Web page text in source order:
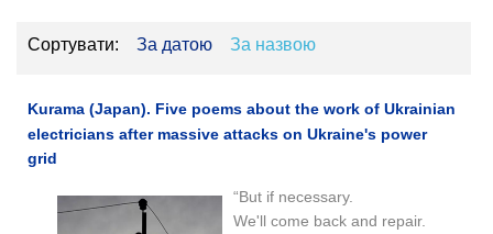
Сортувати: За датою За назвою
Kurama (Japan). Five poems about the work of Ukrainian
electricians after massive attacks on Ukraine's power
grid
“But if necessary.
We'll come back and repair.